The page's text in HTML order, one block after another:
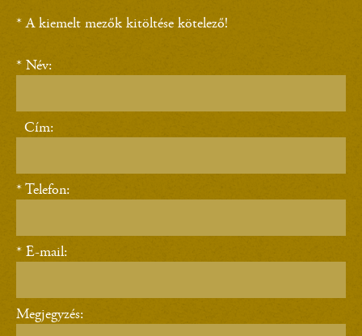
* A kiemelt mezők kitöltése kötelező!
* Név:
Cím:
* Telefon:
* E-mail:
Megjegyzés: